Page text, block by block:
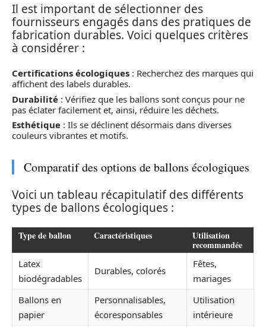
Il est important de sélectionner des
fournisseurs engagés dans des pratiques de
fabrication durables. Voici quelques critères
à considérer :
Certifications écologiques : Recherchez des marques qui
affichent des labels durables.
Durabilité : Vérifiez que les ballons sont conçus pour ne
pas éclater facilement et, ainsi, réduire les déchets.
Esthétique : Ils se déclinent désormais dans diverses
couleurs vibrantes et motifs.
Comparatif des options de ballons écologiques
Voici un tableau récapitulatif des différents
types de ballons écologiques :
Type de ballon Caractéristiques Utilisation
recommandée
Latex
biodégradables
Durables, colorés
Fêtes,
mariages
Ballons en
papier
Personnalisables,
écoresponsables
Utilisation
intérieure